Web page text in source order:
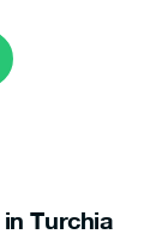
Turchia